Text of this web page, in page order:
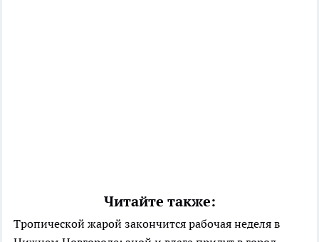
Читайте также:
Тропической жарой закончится рабочая неделя в